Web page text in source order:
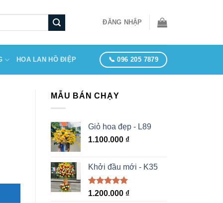
ĐĂNG NHẬP
HOA LAN HỒ ĐIỆP 📞 096 205 7879
MẪU BÁN CHẠY
Giỏ hoa đẹp - L89
1.100.000 ₫
Khởi đầu mới - K35
Được xếp
1.200.000 ₫